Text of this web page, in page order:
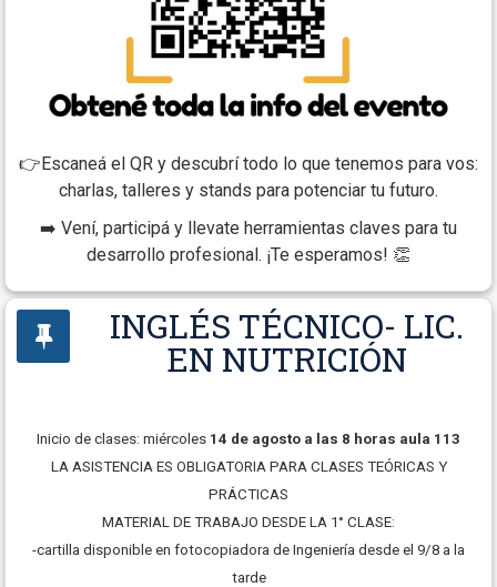
👉Escaneá el QR y descubrí todo lo que tenemos para vos:
charlas, talleres y stands para potenciar tu futuro.
➡️ Vení, participá y llevate herramientas claves para tu
desarrollo profesional. ¡Te esperamos! 👏
INGLÉS TÉCNICO- LIC.
EN NUTRICIÓN
Inicio de clases: miércoles 14 de agosto a las 8 horas aula 113
LA ASISTENCIA ES OBLIGATORIA PARA CLASES TEÓRICAS Y
PRÁCTICAS
MATERIAL DE TRABAJO DESDE LA 1° CLASE:
-cartilla disponible en fotocopiadora de Ingeniería desde el 9/8 a la
tarde